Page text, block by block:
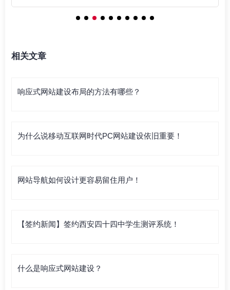
相关文章
响应式网站建设布局的方法有哪些？
为什么说移动互联网时代PC网站建设依旧重要！
网站导航如何设计更容易留住用户！
【签约新闻】签约西安四十四中学生测评系统！
什么是响应式网站建设？